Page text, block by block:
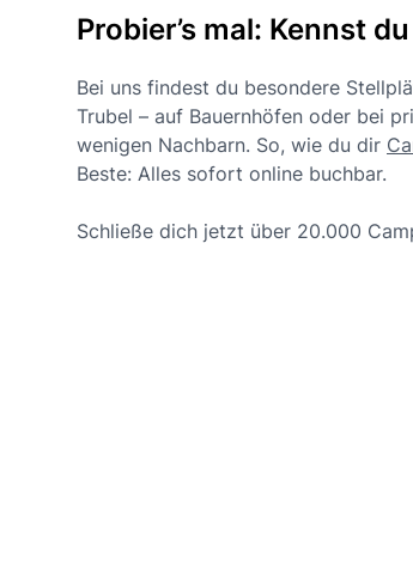
Probier’s mal: Kennst
Bei uns findest du besondere
Trubel – auf Bauernhöfen oder bei
wenigen Nachbarn. So, wie du dir
Beste: Alles sofort online buchbar.
Schließe dich jetzt über 20.000